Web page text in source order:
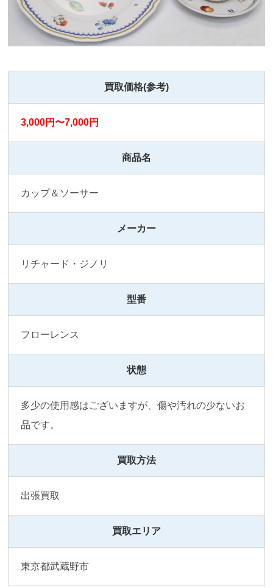
買取価格(参考)
3,000円〜7,000円
商品名
カップ＆ソーサー
メーカー
リチャード・ジノリ
型番
フローレンス
状態
多少の使用感はございますが、傷や汚れの少ないお
品です。
買取方法
出張買取
買取エリア
東京都武蔵野市